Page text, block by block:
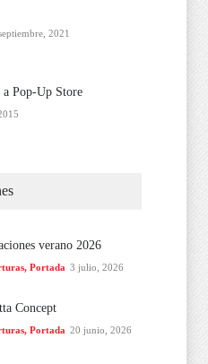
2021
Pop-Up Store
verano 2026
, Portada 3 julio, 2026
Concept
, Portada 20 junio, 2026